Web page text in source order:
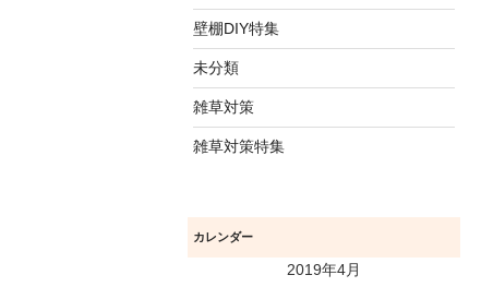
壁棚DIY特集
未分類
雑草対策
雑草対策特集
カレンダー
2019年4月